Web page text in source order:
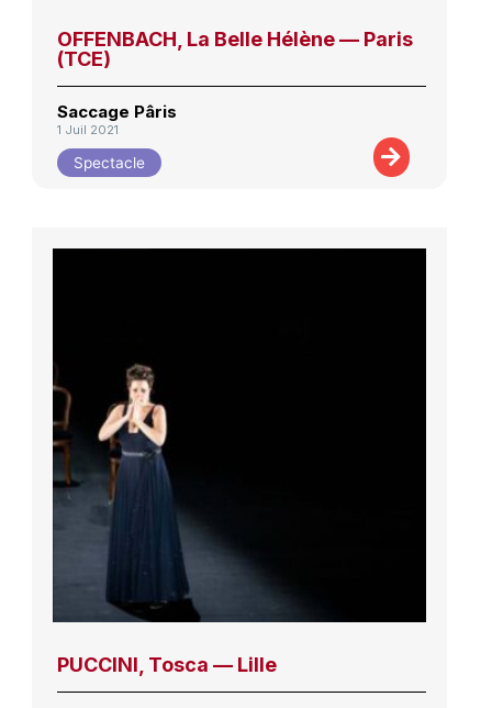
OFFENBACH, La Belle Hélène — Paris
(TCE)
Saccage Pâris
1 Juil 2021
Spectacle
PUCCINI, Tosca — Lille